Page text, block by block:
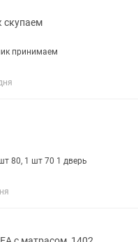
скупаем
принимаем
80, 1 шт 70 1 дверь